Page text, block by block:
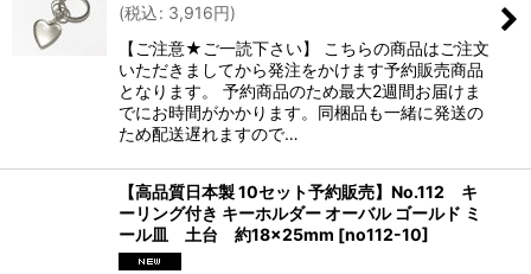
(税込: 3,916円)
【ご注意★ご一読下さい】 こちらの商品はご注文
いただきましてから発注をかけます予約販売商品
となります。 予約商品のため最大2週間お届けま
でにお時間がかかります。同梱品も一緒に発送の
ため配送遅れますので…
【高品質日本製 10セット予約販売】No.112 キ
ーリング付き キーホルダー オーバル ゴールド ミ
ール皿 土台 約18×25mm [no112-10]